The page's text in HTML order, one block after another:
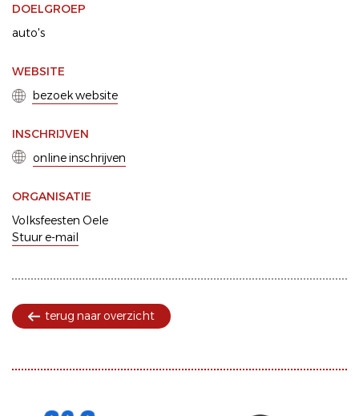
DOELGROEP
auto's
WEBSITE
bezoek website
INSCHRIJVEN
online inschrijven
ORGANISATIE
Volksfeesten Oele
Stuur e-mail
terug naar overzicht